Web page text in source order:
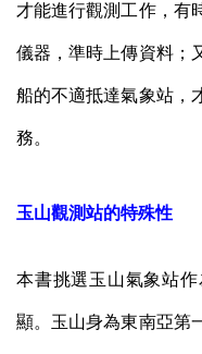
才能進行觀測工作，有
儀器，準時上傳資料；
船的不適抵達氣象站，
務。
玉山觀測站的特殊性
本書挑選玉山氣象站
顯。玉山身為東南亞第